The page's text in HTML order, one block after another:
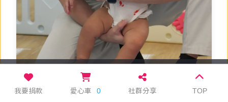
我要捐款 愛心車 0 社群分享 TOP
本網站使用 cookie 及相關技術分析來改善使用
者體驗
隱私條款